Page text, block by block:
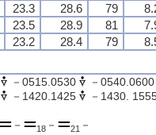
23.3 28.6 79
23.5 28.9 81
23.2 28.4 79
－0515.0530
－0540.0600
－1420.1425 －1430.
－ 18－ 21 －